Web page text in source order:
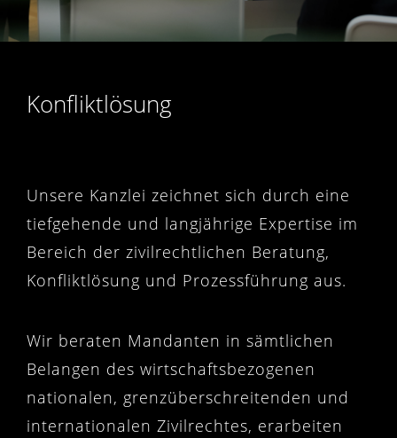
Konfliktlösung
Unsere Kanzlei zeichnet sich durch eine
tiefgehende und langjährige Expertise im
Bereich der zivilrechtlichen Beratung,
Konfliktlösung und Prozessführung aus.
Wir beraten Mandanten in sämtlichen
Belangen des wirtschaftsbezogenen
nationalen, grenzüberschreitenden und
internationalen Zivilrechtes, erarbeiten